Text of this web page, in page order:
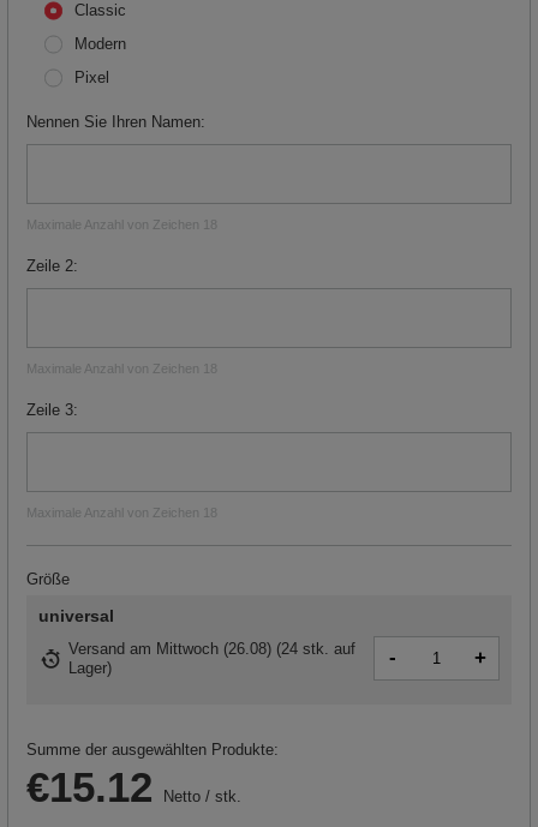
Classic
Modern
Pixel
Nennen Sie Ihren Namen
Maximale Anzahl von Zeichen 18
Zeile 2
Maximale Anzahl von Zeichen 18
Zeile 3
Maximale Anzahl von Zeichen 18
Größe
universal
Versand am Mittwoch (26.08) (24 stk. auf
Lager) - +
Summe der ausgewählten Produkte:
€15.12 Netto / stk.